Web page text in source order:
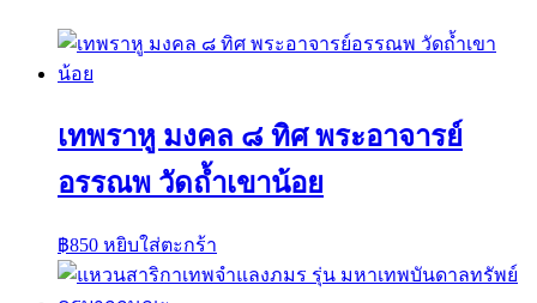
เทพราหู มงคล ๘ ทิศ พระอาจารย์
อรรณพ วัดถ้ำเขาน้อย
฿850 หยิบใส่ตะกร้า